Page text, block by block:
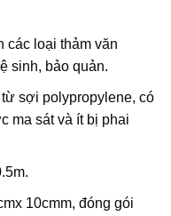
các loại thảm văn
sinh, bảo quản.
sợi polypropylene, có
ma sát và ít bị phai
10cmm, đóng gói